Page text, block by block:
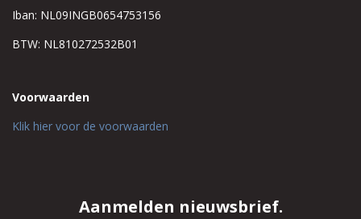
Iban: NL09INGB0654753156
BTW: NL810272532B01
Voorwaarden
Klik hier voor de voorwaarden
Aanmelden nieuwsbrief.